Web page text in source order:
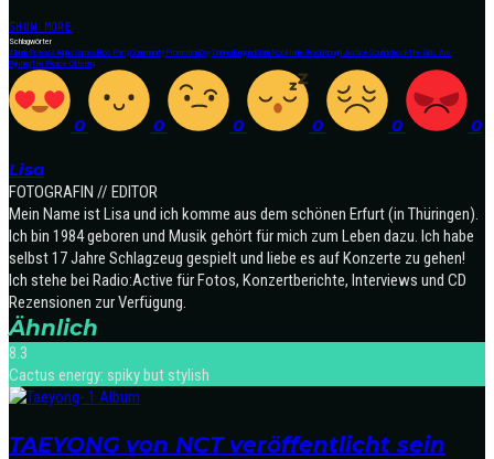
SHOW MORE
Schlagwörter
Album ReleaseAlpha GamesBloc PartyCommunity PromotionDay DrinkerEnglandGlam RockIndie RockRough Justice SoundcheckThe Girls Are
FightingThe Peace Offering
0 0 0 0 0 0
Lisa
FOTOGRAFIN // EDITOR
Mein Name ist Lisa und ich komme aus dem schönen Erfurt (in Thüringen).
Ich bin 1984 geboren und Musik gehört für mich zum Leben dazu. Ich habe
selbst 17 Jahre Schlagzeug gespielt und liebe es auf Konzerte zu gehen!
Ich stehe bei Radio:Active für Fotos, Konzertberichte, Interviews und CD
Rezensionen zur Verfügung.
Ähnlich
8.3
Cactus energy: spiky but stylish
TAEYONG von NCT veröffentlicht sein